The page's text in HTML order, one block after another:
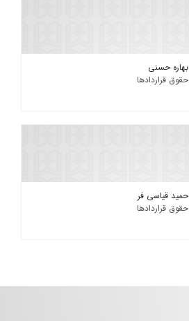
بهاره حسنی
حقوق قراردادها
حمید قیاسی فر
حقوق قراردادها